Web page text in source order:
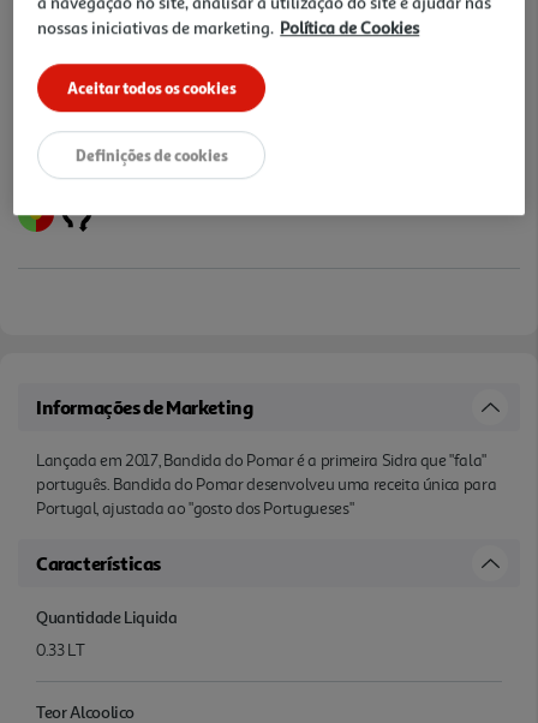
Informações de Marketing
Lançada em 2017, Bandida do Pomar é a primeira Sidra que "fala"
português. Bandida do Pomar desenvolveu uma receita única para
Portugal, ajustada ao "gosto dos Portugueses"
Características
Quantidade Liquida
0.33 LT
Teor Alcoolico
nossas iniciativas de marketing. Política de Cookies
Aceitar todos os cookies
Definições de cookies